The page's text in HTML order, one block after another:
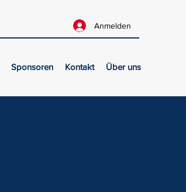
Anmelden
Sponsoren Kontakt Über uns